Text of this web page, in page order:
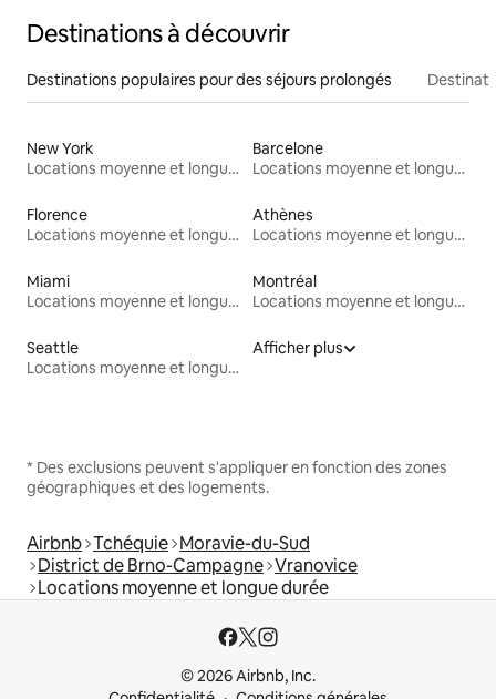
Destinations à découvrir
Destinations populaires pour des séjours prolongés
New York
Locations moyenne et longue durée
Barcelone
Locations moyenne et longue durée
Florence
Locations moyenne et longue durée
Athènes
Locations moyenne et longue durée
Miami
Locations moyenne et longue durée
Montréal
Locations moyenne et longue durée
Seattle
Locations moyenne et longue durée
Afficher plus
* Des exclusions peuvent s'appliquer en fonction des zones
géographiques et des logements.
Airbnb Tchéquie Moravie-du-Sud
District de Brno-Campagne Vranovice
Locations moyenne et longue durée
© 2026 Airbnb, Inc.